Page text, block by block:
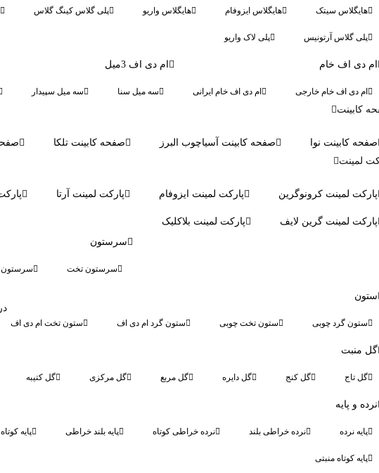
هایگلاس سیتک هایگلاس ایزوفام هایگلاس واریو پلی گلاس کینگ گلاس
پلی گلاس آرتونیس پلی لاک واریو
ام دی اف خام
ام دی اف خام خارجی ام دی اف خام ایرانی
ام دی اف 3میل
سه میل سنا سه میل سپیدار
کابینت
صفحه کابینت نوا صفحه کابینت آسیاچوب البرز صفحه کابینت تلکا
لمینت
پارکت لمینت کرونوگرین پارکت لمینت ایزوفام پارکت لمینت آرتا
پارکت لمینت گرین لایف پارکت لمینت بلاکلیک
سرستون
سرستون تخت سرستون
ستون
ستون گرد چوبی ستون تخت چوبی ستون گرد ام دی اف ستون تخت ام دی اف
گل منبت
گل تاج گل کنج گل دایره گل مربع گل مرکزی گل کتیبه
نرده و پایه
پایه نرده نرده خراطی بلند نرده خراطی کوتاه پایه بلند خراطی پایه
پایه کوتاه منبتی